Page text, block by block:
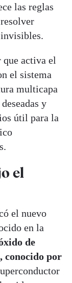
las reglas
que activa el
el sistema
multicapa
y
útil para la
el
el nuevo
en la
de
conocido por